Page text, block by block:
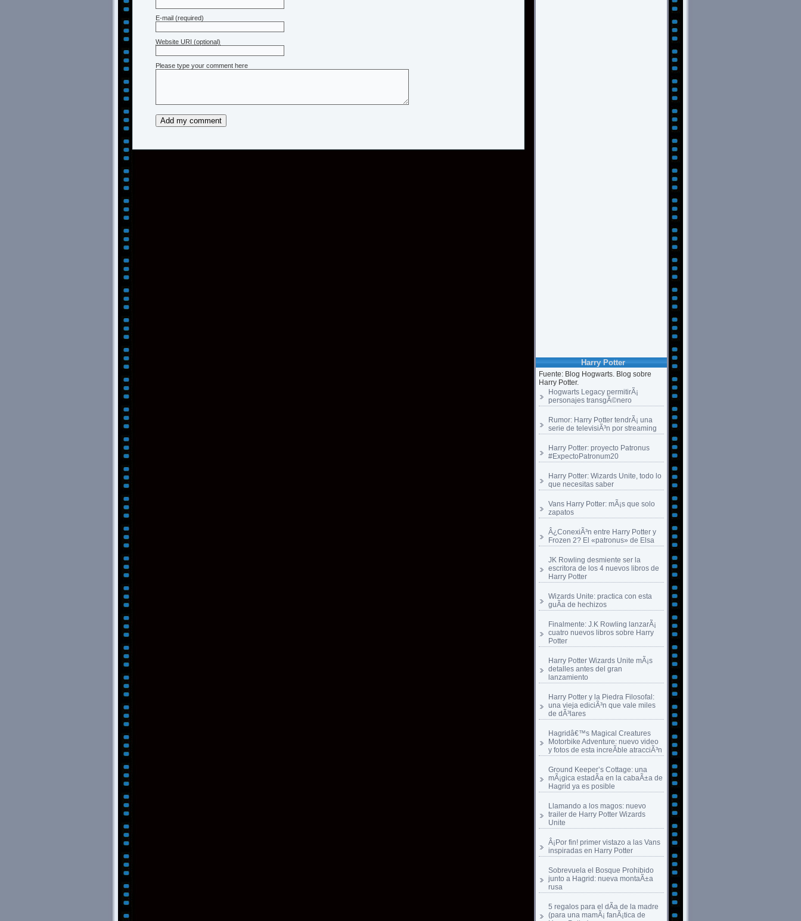
Harry Potter
Fuente: Blog Hogwarts. Blog sobre
Harry Potter.
Hogwarts Legacy permitirÃ¡
personajes transgÃ©nero
Rumor: Harry Potter tendrÃ¡ una
serie de televisiÃ³n por streaming
Harry Potter: proyecto Patronus
#ExpectoPatronum20
Harry Potter: Wizards Unite, todo lo
que necesitas saber
Vans Harry Potter: mÃ¡s que solo
zapatos
Â¿ConexiÃ³n entre Harry Potter y
Frozen 2? El «patronus» de Elsa
JK Rowling desmiente ser la
escritora de los 4 nuevos libros de
Harry Potter
Wizards Unite: practica con esta
guÃ­a de hechizos
Finalmente: J.K Rowling lanzarÃ¡
cuatro nuevos libros sobre Harry
Potter
Harry Potter Wizards Unite mÃ¡s
detalles antes del gran
lanzamiento
Harry Potter y la Piedra Filosofal:
una vieja ediciÃ³n que vale miles
de dÃ³lares
Hagridâ€™s Magical Creatures
Motorbike Adventure: nuevo video
y fotos de esta increÃ­ble atracciÃ³n
Ground Keeper’s Cottage: una
mÃ¡gica estadÃ­a en la cabaÃ±a de
Hagrid ya es posible
Llamando a los magos: nuevo
trailer de Harry Potter Wizards
Unite
Â¡Por fin! primer vistazo a las Vans
inspiradas en Harry Potter
Sobrevuela el Bosque Prohibido
junto a Hagrid: nueva montaÃ±a
rusa
5 regalos para el dÃ­a de la madre
(para una mamÃ¡ fanÃ¡tica de
E-mail (required)
Website URI (optional)
Please type your comment here